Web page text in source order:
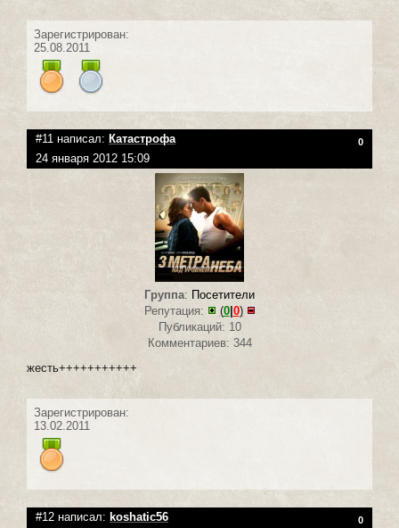
Зарегистрирован:
25.08.2011
#11 написал: Катастрофа 0
24 января 2012 15:09
Группа: Посетители
Репутация:
(0| 0)
Публикаций: 10
Комментариев: 344
жесть+++++++++++
Зарегистрирован:
13.02.2011
#12 написал: koshatic56 0